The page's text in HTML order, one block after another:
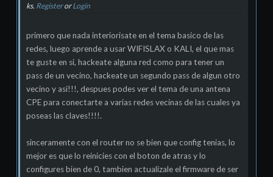
ks. RegisterorLogin
primero que nada interiorisate en el tema basico de las
redes, luego aprende a usar WIFISLAX o KALI, el que mas
te guste en si, hackeate alguna red como para tener un
pass de un vecino, hackeate un segundo pass de algun otro
vecino y asi!!!, despues podes ver el tema de una antena
CPE para conectarte a varias redes vecinas de las cuales ya
poseas las claves!!!!.
sinceramente con el router no se bien que config tenias, lo
mejor es que lo reinicies con el boton de atras y lo
configures bien de 0, tambien actualizale el firmware de ser